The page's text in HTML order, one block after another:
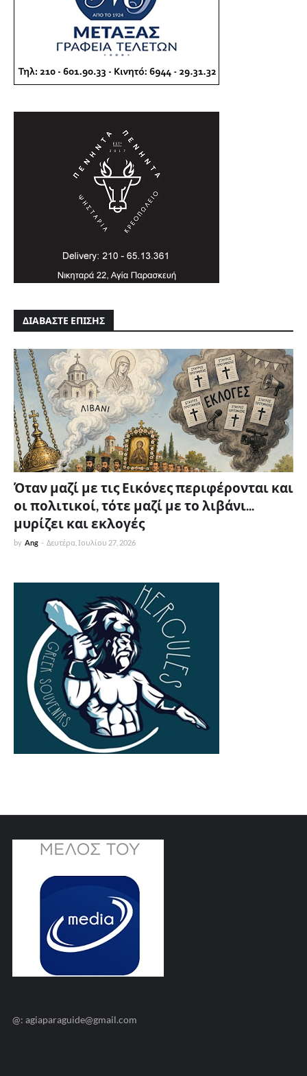
ΔΙΑΒΑΣΤΕ ΕΠΙΣΗΣ
Όταν μαζί με τις Εικόνες περιφέρονται και
οι πολιτικοί, τότε μαζί με το λιβάνι...
μυρίζει και εκλογές
by Ang - Δευτέρα, Ιουλίου 27, 2026
@: agiaparaguide@gmail.com